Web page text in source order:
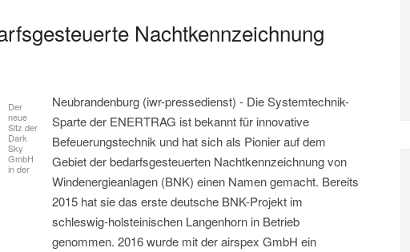
Nachtkennzeichnung
Der
neue
Sitz der
Dark
Sky
GmbH
in der
Neubrandenburg (iwr-pressedienst) - Die Systemtechnik-
Sparte der ENERTRAG ist bekannt für innovative
Befeuerungstechnik und hat sich als Pionier auf dem
Gebiet der bedarfsgesteuerten Nachtkennzeichnung von
Windenergieanlagen (BNK) einen Namen gemacht. Bereits
2015 hat sie das erste deutsche BNK-Projekt im
schleswig-holsteinischen Langenhorn in Betrieb
genommen. 2016 wurde mit der airspex GmbH ein